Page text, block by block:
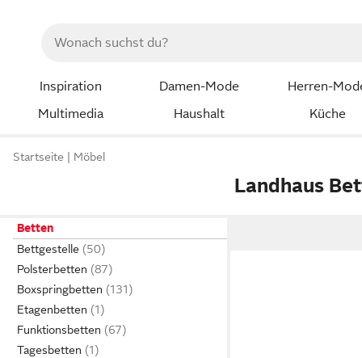
Inspiration Damen-Mode Herren-
Multimedia
Haushalt Küche
Startseite Möbel
Landhaus
Betten
Bettgestelle
Polsterbetten
Boxspringbetten
Etagenbetten
Funktionsbetten
Tagesbetten